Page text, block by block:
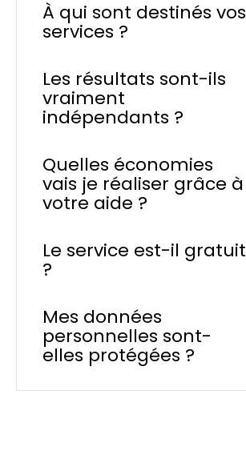
À qui sont destinés vos
services ?
Les résultats sont-ils
vraiment
indépendants ?
Quelles économies
vais je réaliser grâce à
votre aide ?
Le service est-il gratuit
?
Mes données
personnelles sont-
elles protégées ?